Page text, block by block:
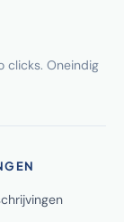
clicks. Oneindig